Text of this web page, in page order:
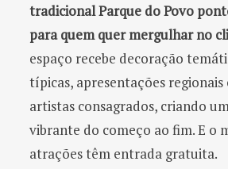
tradicional Parque do Povo
para quem quer mergulhar no
espaço recebe decoração
típicas, apresentações regionais
artistas consagrados, criando
vibrante do começo ao fim. E o
atrações têm entrada gratuita.